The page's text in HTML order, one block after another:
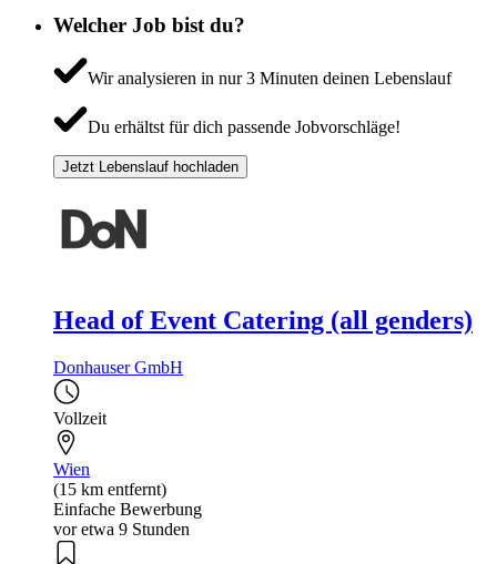
Welcher Job bist du?
Wir analysieren in nur 3 Minuten deinen Lebenslauf
Du erhältst für dich passende Jobvorschläge!
Jetzt Lebenslauf hochladen
Head of Event Catering (all genders)
Donhauser GmbH
Vollzeit
Wien
(15 km entfernt)
Einfache Bewerbung
vor etwa 9 Stunden